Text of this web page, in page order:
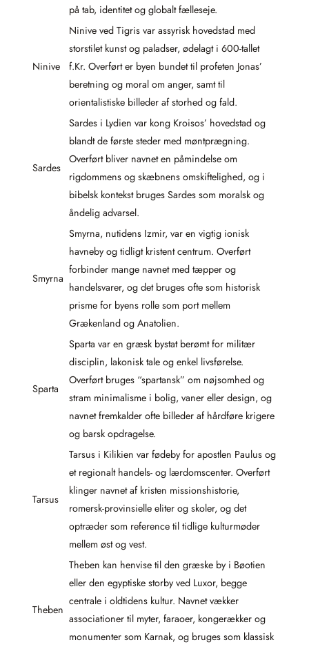
på tab, identitet og globalt fælleseje.
Ninive
Ninive ved Tigris var assyrisk hovedstad med
storstilet kunst og paladser, ødelagt i 600-tallet
f.Kr. Overført er byen bundet til profeten Jonas’
beretning og moral om anger, samt til
orientalistiske billeder af storhed og fald.
Sardes
Sardes i Lydien var kong Kroisos’ hovedstad og
blandt de første steder med møntprægning.
Overført bliver navnet en påmindelse om
rigdommens og skæbnens omskiftelighed, og i
bibelsk kontekst bruges Sardes som moralsk og
åndelig advarsel.
Smyrna
Smyrna, nutidens Izmir, var en vigtig ionisk
havneby og tidligt kristent centrum. Overført
forbinder mange navnet med tæpper og
handelsvarer, og det bruges ofte som historisk
prisme for byens rolle som port mellem
Grækenland og Anatolien.
Sparta
Sparta var en græsk bystat berømt for militær
disciplin, lakonisk tale og enkel livsførelse.
Overført bruges “spartansk” om nøjsomhed og
stram minimalisme i bolig, vaner eller design, og
navnet fremkalder ofte billeder af hårdføre krigere
og barsk opdragelse.
Tarsus
Tarsus i Kilikien var fødeby for apostlen Paulus og
et regionalt handels- og lærdomscenter. Overført
klinger navnet af kristen missionshistorie,
romersk-provinsielle eliter og skoler, og det
optræder som reference til tidlige kulturmøder
mellem øst og vest.
Theben
Theben kan henvise til den græske by i Bøotien
eller den egyptiske storby ved Luxor, begge
centrale i oldtidens kultur. Navnet vækker
associationer til myter, faraoer, kongerækker og
monumenter som Karnak, og bruges som klassisk